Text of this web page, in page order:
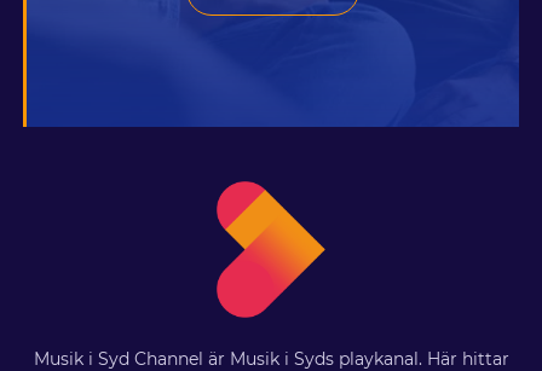
Musik i Syd Channel är Musik i Syds playkanal. Här hittar